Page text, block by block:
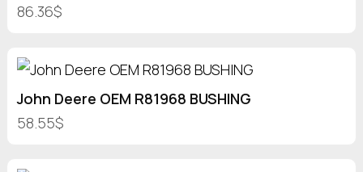
86.36$
John Deere OEM R81968 BUSHING
58.55$